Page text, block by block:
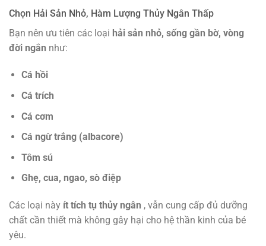
Chọn Hải Sản Nhỏ, Hàm Lượng Thủy Ngân Thấp
Bạn nên ưu tiên các loại hải sản nhỏ, sống gần bờ, vòng
đời ngắn như:
Cá hồi
Cá trích
Cá cơm
Cá ngừ trắng (albacore)
Tôm sú
Ghẹ, cua, ngao, sò điệp
Các loại này ít tích tụ thủy ngân , vẫn cung cấp đủ dưỡng
chất cần thiết mà không gây hại cho hệ thần kinh của bé
yêu.